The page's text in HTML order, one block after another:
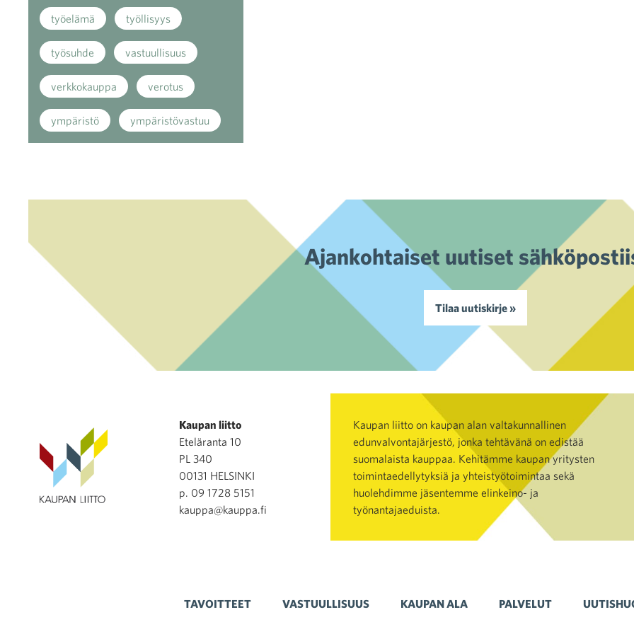
työelämä työllisyys
työsuhde vastuullisuus
verkkokauppa verotus
ympäristö ympäristövastuu
Ajankohtaiset uutiset
Tilaa uutiskirje »
Kaupan liitto
Eteläranta 10
PL 340
00131 HELSINKI
p. 09 1728 5151
kauppa@kauppa.fi
Kaupan liitto on kaupan alan valtakunnallinen
edunvalvontajärjestö, jonka tehtävänä on edistää
suomalaista kauppaa. Kehitämme kaupan yritysten
toimintaedellytyksiä ja yhteistyötoimintaa sekä
huolehdimme jäsentemme elinkeino- ja
työnantajaeduista.
TAVOITTEET VASTUULLISUUS KAUPAN ALA PALVELUT